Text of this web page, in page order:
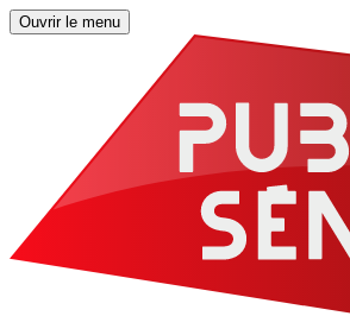
Ouvrir le menu